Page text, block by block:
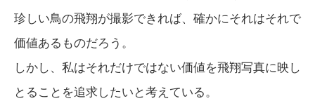
珍しい鳥の飛翔が撮影できれば、確かにそれはそれで
価値あるものだろう。
しかし、私はそれだけではない価値を飛翔写真に映し
とることを追求したいと考えている。